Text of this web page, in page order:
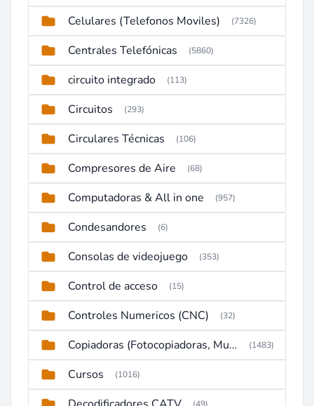
Celulares (Telefonos Moviles) (7326)
Centrales Telefónicas (5860)
circuito integrado (113)
Circuitos (293)
Circulares Técnicas (106)
Compresores de Aire (68)
Computadoras & All in one (957)
Condesandores (6)
Consolas de videojuego (353)
Control de acceso (15)
Controles Numericos (CNC) (32)
Copiadoras (Fotocopiadoras, Multifunctions, Ploter, etc) (1483)
Cursos (1016)